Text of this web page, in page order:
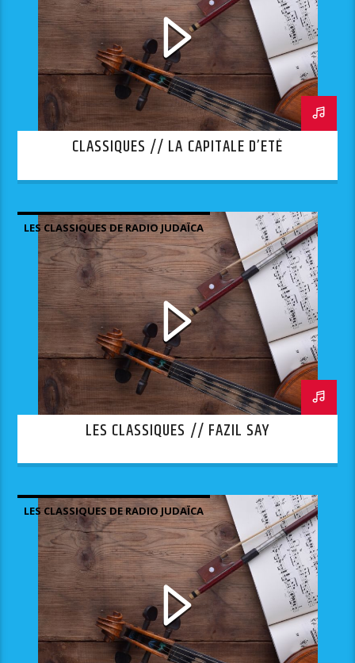
CLASSIQUES // LA CAPITALE D’ETÉ
LES CLASSIQUES DE RADIO JUDAÏCA
LES CLASSIQUES // FAZIL SAY
LES CLASSIQUES DE RADIO JUDAÏCA